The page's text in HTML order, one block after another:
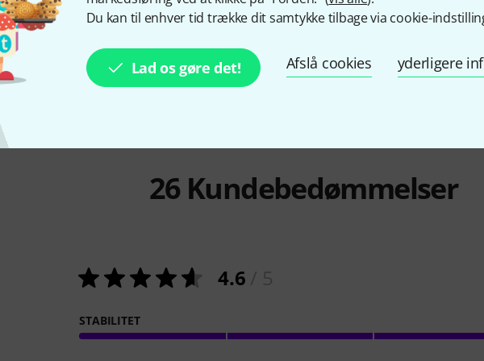
Du kan til enhver tid trække dit samtykke tilbage via cookie-
Lad os gøre det! Afslå cookies yderligere
Seat VWR
75 kr
Seat VWH
75 kr
Seat VBR
26Kundebedømmelser
4.6
STABILITET